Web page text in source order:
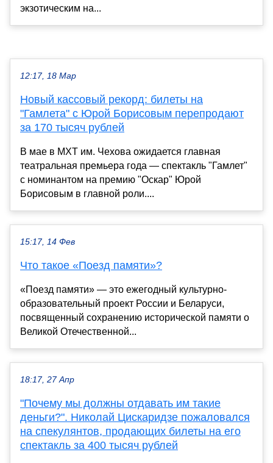
экзотическим на...
12:17, 18 Мар
Новый кассовый рекорд: билеты на
"Гамлета" с Юрой Борисовым перепродают
за 170 тысяч рублей
В мае в МХТ им. Чехова ожидается главная
театральная премьера года — спектакль "Гамлет"
с номинантом на премию "Оскар" Юрой
Борисовым в главной роли....
15:17, 14 Фев
Что такое «Поезд памяти»?
«Поезд памяти» — это ежегодный культурно-
образовательный проект России и Беларуси,
посвященный сохранению исторической памяти о
Великой Отечественной...
18:17, 27 Апр
"Почему мы должны отдавать им такие
деньги?". Николай Цискаридзе пожаловался
на спекулянтов, продающих билеты на его
спектакль за 400 тысяч рублей